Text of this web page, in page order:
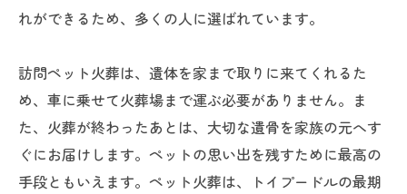
れができるため、多くの人に選ばれています。
訪問ペット火葬は、遺体を家まで取りに来てくれるた
め、車に乗せて火葬場まで運ぶ必要がありません。ま
た、火葬が終わったあとは、大切な遺骨を家族の元へす
ぐにお届けします。ペットの思い出を残すために最高の
手段ともいえます。ペット火葬は、トイプードルの最期